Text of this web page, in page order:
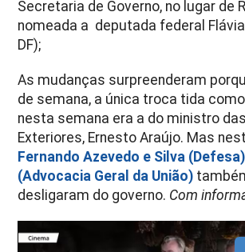
Secretaria de Governo, no lugar de
nomeada a deputada federal
DF);
As mudanças surpreenderam
de semana, a única troca tida
nesta semana era a do ministro
Exteriores, Ernesto Araújo. Mas
Fernando Azevedo e Silva (Defesa)
(Advocacia Geral da União)
desligaram do governo. Com